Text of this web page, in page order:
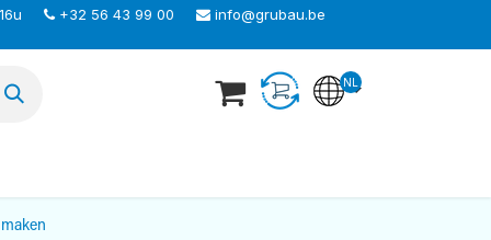
+32 56 43 99 00 info@grubau.be
NL